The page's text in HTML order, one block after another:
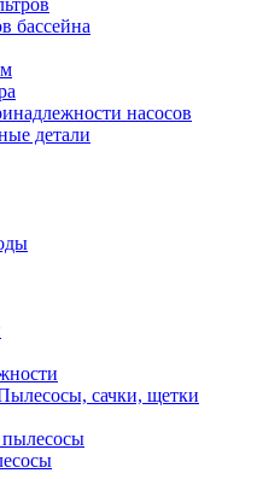
бассейна
насосов
детали
сачки, щетки
пылесосы